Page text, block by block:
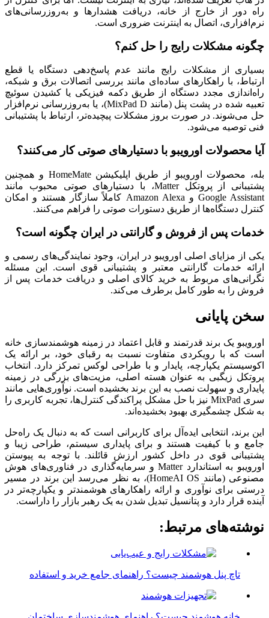
راه دور از خارج از خانه، دریافت هشدارها و به‌روزرسانی‌های
نرم‌افزاری، اتصال به اینترنت ضروری است.
چگونه مشکلات رایج را حل کنم؟
بسیاری از مشکلات رایج مانند عدم پاسخ‌دهی دستگاه یا قطع
ارتباط، با راهکارهای ساده‌ای مانند بررسی اتصالات برق و شبکه،
راه‌اندازی مجدد دستگاه از طریق دکمه فیزیکی یا کشیدن سوئیچ
تعبیه شده در پشت پنل (مانند MixPad D)، یا به‌روزرسانی نرم‌افزار
حل می‌شوند. در صورت بروز مشکلات پیچیده‌تر، ارتباط با پشتیبانی
فنی توصیه می‌شود.
آیا محصولات اورویبو با دستیارهای صوتی کار می‌کنند؟
بله، محصولات اورویبو از طریق اپلیکیشن HomeMate و همچنین
پشتیبانی از پروتکل Matter، با دستیارهای صوتی محبوب مانند
Google Assistant و Amazon Alexa کاملاً سازگار هستند و امکان
کنترل دستگاه‌ها از طریق دستورات صوتی را فراهم می‌کنند.
خدمات پس از فروش و گارانتی در ایران چگونه است؟
یکی از مزایای اصلی اورویبو در ایران، وجود نمایندگی‌های رسمی و
ارائه خدمات گارانتی معتبر و پشتیبانی قوی است. این مسئله
نگرانی‌های مربوط به خرید کالای اصلی و دریافت خدمات پس از
فروش را به طور کامل برطرف می‌کند.
سخن پایانی
اورویبو یک برند قدرتمند و قابل اعتماد در زمینه هوشمندسازی خانه
است که با رویکردی متفاوت نسبت به رقبای خود، بر ارائه یک
اکوسیستم یکپارچه، پایدار و با طراحی لوکس تمرکز دارد. انتخاب
پروتکل زیگبی به عنوان هسته اصلی، مزیت‌های بزرگی در زمینه
پایداری و سهولت نصب به این برند بخشیده است. نوآوری‌هایی مانند
سری MixPad نیز با حل مشکل پراکندگی کنترل‌ها، تجربه کاربری را
به شکل چشمگیری بهبود بخشیده‌اند.
این برند، انتخابی ایده‌آل برای کاربرانی است که به دنبال یک راه‌حل
جامع و با کیفیت هستند و برای پایداری سیستم، طراحی زیبا و
پشتیبانی قوی در داخل کشور ارزش قائلند. با توجه به پیوستن
اورویبو به استاندارد Matter و سرمایه‌گذاری در فناوری‌های هوش
مصنوعی (مانند HomeAI OS)، به نظر می‌رسد این برند در مسیر
درستی برای نوآوری و ارائه راهکارهای هوشمندتر و یکپارچه‌تر در
آینده قرار دارد و پتانسیل تبدیل شدن به یک رهبر بازار را داراست.
نوشته‌های مرتبط:
تاچ پنل هوشمند چیست؟ راهنمای جامع خرید و استفاده